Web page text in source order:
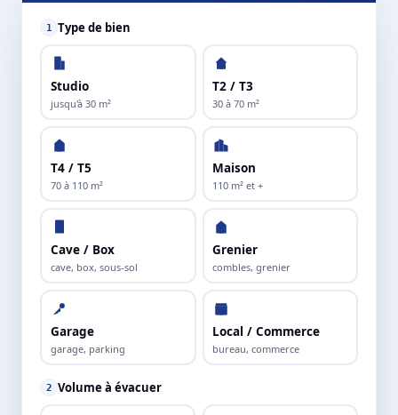
1 Type de bien
Studio
jusqu'à 30 m²
T2 / T3
30 à 70 m²
T4 / T5
70 à 110 m²
Maison
110 m² et +
Cave / Box
cave, box, sous-sol
Grenier
combles, grenier
Garage
garage, parking
Local / Commerce
bureau, commerce
2 Volume à évacuer